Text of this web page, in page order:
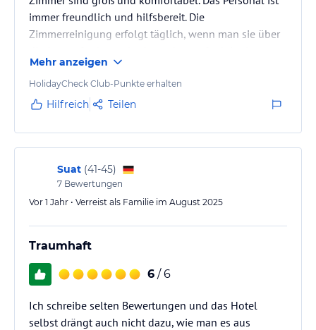
immer freundlich und hilfsbereit. Die
Zimmerreinigung erfolgt täglich, wenn man sie über
Leider ist das Essen eine große Enttäuschung. Es ist
jeden Tag fast das Gleiche, geschmacklos, sehr fad
dieser Kategorie hätten wir deutlich bessere Qualität
und mehr Abwechslung erwartet.
Abgesehen vom Essen war alles…
Mehr anzeigen
HolidayCheck Club-Punkte erhalten
Hilfreich Teilen
Suat (41-45)
7 Bewertungen
Vor 1 Jahr • Verreist als Familie im August 2025
Traumhaft
6 / 6
Ich schreibe selten Bewertungen und das Hotel
selbst drängt auch nicht dazu, wie man es aus